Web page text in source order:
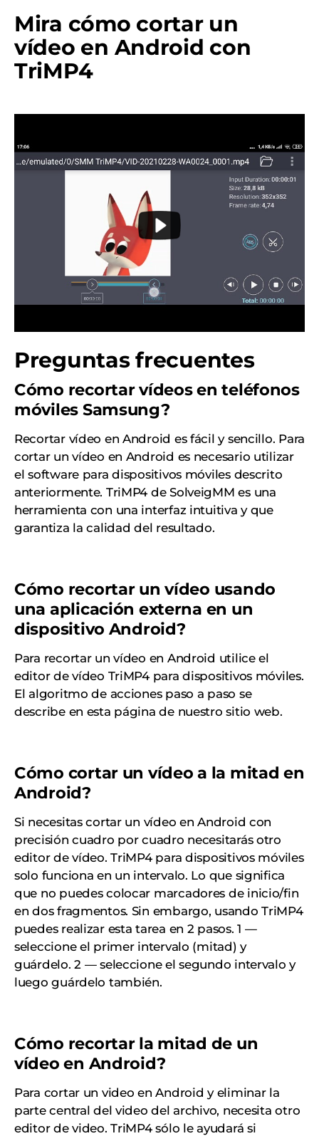
Mira cómo cortar un
vídeo en Android con
TriMP4
Preguntas frecuentes
Cómo recortar vídeos en teléfonos
móviles Samsung?
Recortar vídeo en Android es fácil y sencillo. Para
cortar un vídeo en Android es necesario utilizar
el software para dispositivos móviles descrito
anteriormente. TriMP4 de SolveigMM es una
herramienta con una interfaz intuitiva y que
garantiza la calidad del resultado.
Cómo recortar un vídeo usando
una aplicación externa en un
dispositivo Android?
Para recortar un vídeo en Android utilice el
editor de vídeo TriMP4 para dispositivos móviles.
El algoritmo de acciones paso a paso se
describe en esta página de nuestro sitio web.
Cómo cortar un vídeo a la mitad en
Android?
Si necesitas cortar un vídeo en Android con
precisión cuadro por cuadro necesitarás otro
editor de vídeo. TriMP4 para dispositivos móviles
solo funciona en un intervalo. Lo que significa
que no puedes colocar marcadores de inicio/fin
en dos fragmentos. Sin embargo, usando TriMP4
puedes realizar esta tarea en 2 pasos. 1 —
seleccione el primer intervalo (mitad) y
guárdelo. 2 — seleccione el segundo intervalo y
luego guárdelo también.
Cómo recortar la mitad de un
vídeo en Android?
Para cortar un video en Android y eliminar la
parte central del video del archivo, necesita otro
editor de video. TriMP4 sólo le ayudará si